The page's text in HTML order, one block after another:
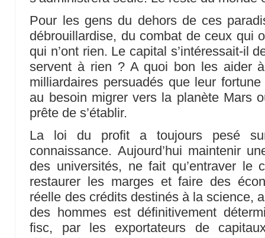
Pour les gens du dehors de ces
débrouillardise, du combat de ceux qui
qui n’ont rien. Le capital s’intéressait-il
servent à rien ? A quoi bon les aider
milliardaires persuadés que leur
au besoin migrer vers la planète Mars
prête de s’établir.
La loi du profit a toujours pesé
connaissance. Aujourd’hui maintenir
des universités, ne fait qu’entraver le
restaurer les marges et faire des
réelle des crédits destinés à la science,
des hommes est définitivement
fisc, par les exportateurs de